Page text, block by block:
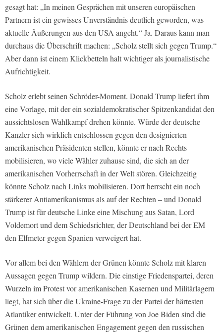
gesagt hat: „In meinen Gesprächen mit unseren europäischen
Partnern ist ein gewisses Unverständnis deutlich geworden, was
aktuelle Äußerungen aus den USA angeht.“ Ja. Daraus kann man
durchaus die Überschrift machen: „Scholz stellt sich gegen Trump.“
Aber dann ist einem Klickbetteln halt wichtiger als journalistische
Aufrichtigkeit.
Scholz erlebt seinen Schröder-Moment. Donald Trump liefert ihm
eine Vorlage, mit der ein sozialdemokratischer Spitzenkandidat den
aussichtslosen Wahlkampf drehen könnte. Würde der deutsche
Kanzler sich wirklich entschlossen gegen den designierten
amerikanischen Präsidenten stellen, könnte er nach Rechts
mobilisieren, wo viele Wähler zuhause sind, die sich an der
amerikanischen Vorherrschaft in der Welt stören. Gleichzeitig
könnte Scholz nach Links mobilisieren. Dort herrscht ein noch
stärkerer Antiamerikanismus als auf der Rechten – und Donald
Trump ist für deutsche Linke eine Mischung aus Satan, Lord
Voldemort und dem Schiedsrichter, der Deutschland bei der EM
den Elfmeter gegen Spanien verweigert hat.
Vor allem bei den Wählern der Grünen könnte Scholz mit klaren
Aussagen gegen Trump wildern. Die einstige Friedenspartei, deren
Wurzeln im Protest vor amerikanischen Kasernen und Militärlagern
liegt, hat sich über die Ukraine-Frage zu der Partei der härtesten
Atlantiker entwickelt. Unter der Führung von Joe Biden sind die
Grünen dem amerikanischen Engagement gegen den russischen